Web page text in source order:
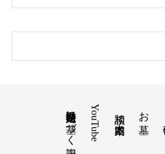
お墓
YouTube
特定商取引法に基づく表記